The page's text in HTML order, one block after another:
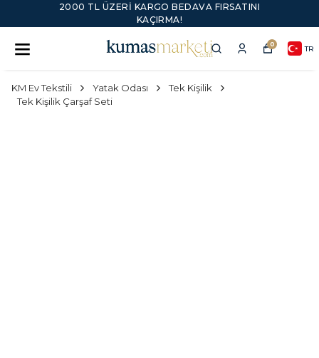
2000 TL ÜZERI KARGO BEDAVA FIRSATINI
KAÇIRMA!
0 TR
KM Ev Tekstili Yatak Odası
Tek Kişilik
Tek Kişilik Çarşaf Seti